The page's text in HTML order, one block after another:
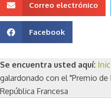
Correo electrónico
Facebook
Se encuentra usted aquí:
galardonado con el "Premio
República Francesa